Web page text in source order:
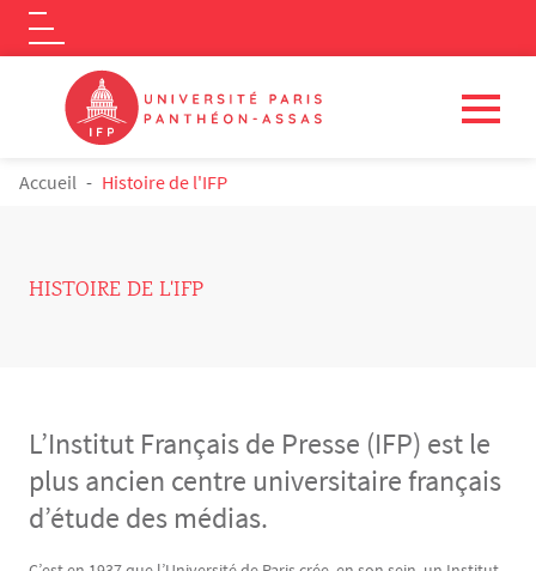
Aller au contenu principal
Logo
FIL D'ARIANE
Accueil Histoire de l'IFP
HISTOIRE DE L'IFP
L’Institut Français de Presse (IFP) est le
plus ancien centre universitaire français
d’étude des médias.